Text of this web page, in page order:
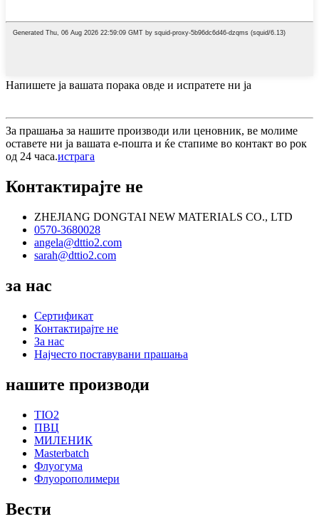
Напишете ја вашата порака овде и испратете ни ја
За прашања за нашите производи или ценовник, ве молиме
оставете ни ја вашата е-пошта и ќе стапиме во контакт во рок
од 24 часа.истрага
Контактирајте не
ZHEJIANG DONGTAI NEW MATERIALS CO., LTD
0570-3680028
angela@dttio2.com
sarah@dttio2.com
за нас
Сертификат
Контактирајте не
За нас
Најчесто поставувани прашања
нашите производи
TIO2
ПВЦ
МИЛЕНИК
Masterbatch
Флуогума
Флуорополимери
Вести